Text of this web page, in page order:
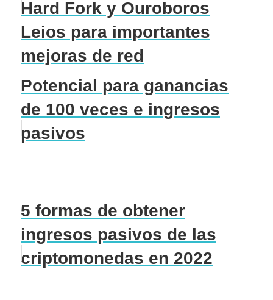
Hard Fork y Ouroboros
Leios para importantes
mejoras de red
Potencial para ganancias
de 100 veces e ingresos
pasivos
5 formas de obtener
ingresos pasivos de las
criptomonedas en 2022